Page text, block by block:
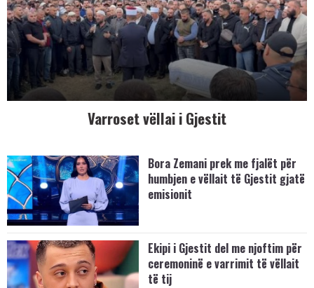
Varroset vëllai i Gjestit
Bora Zemani prek me fjalët për
humbjen e vëllait të Gjestit gjatë
emisionit
Ekipi i Gjestit del me njoftim për
ceremoninë e varrimit të vëllait
të tij